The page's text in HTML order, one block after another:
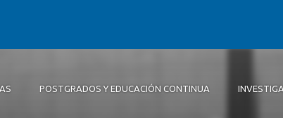
POSTGRADOS Y EDUCACIÓN CONTINUA